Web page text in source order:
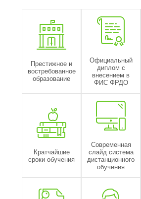
Престижное и
востребованное
образование
Официальный
диплом с
внесением в
ФИС ФРДО
Кратчайшие
сроки обучения
Современная
слайд система
дистанционного
обучения